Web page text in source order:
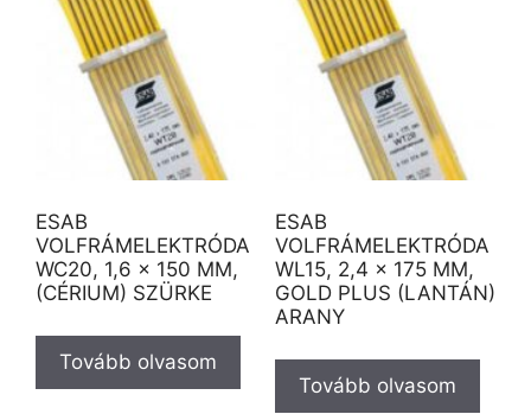
ESAB
VOLFRÁMELEKTRÓDA
WC20, 1,6 × 150 MM,
(CÉRIUM) SZÜRKE
Tovább olvasom
ESAB
VOLFRÁMELEKTRÓDA
WL15, 2,4 × 175 MM,
GOLD PLUS (LANTÁN)
ARANY
Tovább olvasom